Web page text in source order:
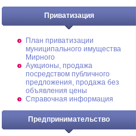
Приватизация
План приватизации
муниципального имущества
Мирного
Аукционы, продажа
посредством публичного
предложения, продажа без
объявления цены
Справочная информация
Предпринимательство